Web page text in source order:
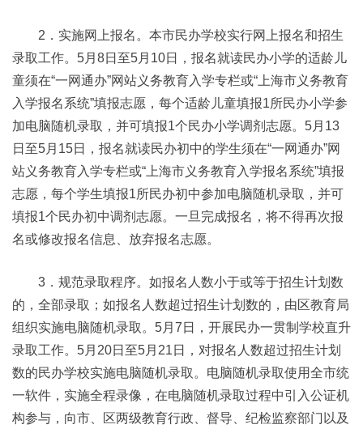
2．实施网上报名。本市民办学校实行网上报名和招生
录取工作。5月8日至5月10日，报名就读民办小学的适龄儿
童须在“一网通办”网站义务教育入学专栏或“上海市义务教育
入学报名系统”填报志愿，每个适龄儿童填报1所民办小学参
加电脑随机录取，并可填报1个民办小学调剂志愿。5月13
日至5月15日，报名就读民办初中的学生须在“一网通办”网
站义务教育入学专栏或“上海市义务教育入学报名系统”填报
志愿，每个学生填报1所民办初中参加电脑随机录取，并可
填报1个民办初中调剂志愿。一旦完成报名，将不得再次报
名或修改报名信息、放弃报名志愿。
3．规范录取程序。如报名人数小于或等于招生计划数
的，全部录取；如报名人数超过招生计划数的，由区教育局
组织实施电脑随机录取。5月7日，开展民办一贯制学校直升
录取工作。5月20日至5月21日，对报名人数超过招生计划
数的民办学校实施电脑随机录取。电脑随机录取使用全市统
一软件，实施全程录像，在电脑随机录取过程中引入公证机
构参与，向市、区两级教育行政、督导、纪检监察部门以及